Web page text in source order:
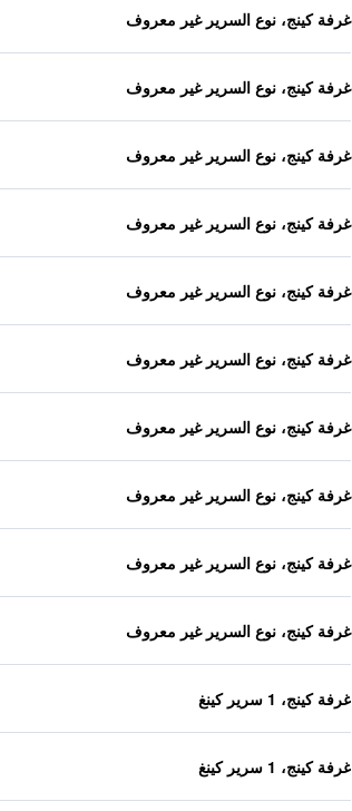
غرفة كينج، نوع السرير غير معروف
غرفة كينج، نوع السرير غير معروف
غرفة كينج، نوع السرير غير معروف
غرفة كينج، نوع السرير غير معروف
غرفة كينج، نوع السرير غير معروف
غرفة كينج، نوع السرير غير معروف
غرفة كينج، نوع السرير غير معروف
غرفة كينج، نوع السرير غير معروف
غرفة كينج، نوع السرير غير معروف
غرفة كينج، نوع السرير غير معروف
غرفة كينج، 1 سرير كينغ
غرفة كينج، 1 سرير كينغ